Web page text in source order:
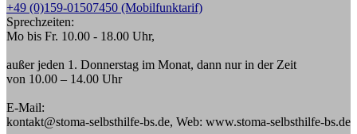
+49 (0)159-01507450 (Mobilfunktarif)
Sprechzeiten:
Mo bis Fr. 10.00 - 18.00 Uhr,
außer jeden 1. Donnerstag im Monat, dann nur in der Zeit
von 10.00 – 14.00 Uhr
E-Mail:
kontakt@stoma-selbsthilfe-bs.de, Web: www.stoma-selbsthilfe-bs.de